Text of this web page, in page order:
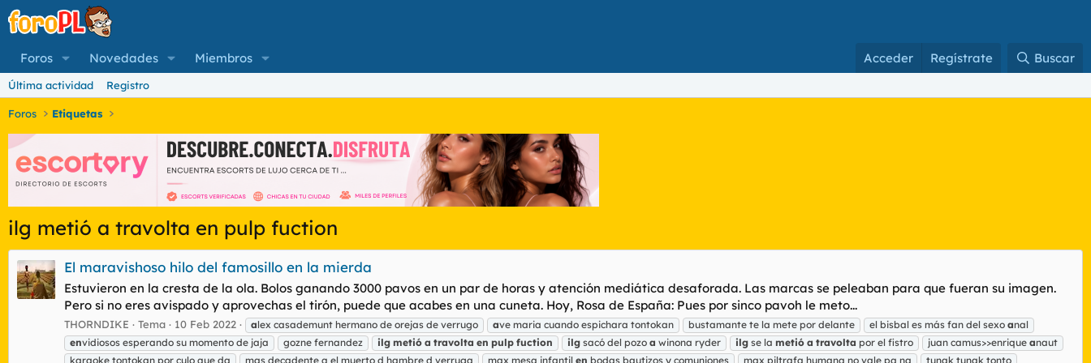
Foros Novedades Miembros Acceder Regístrate Buscar
Última actividad Registro
Foros Etiquetas
ilg metió a travolta en pulp fuction
El maravishoso hilo del famosillo en la mierda
Estuvieron en la cresta de la ola. Bolos ganando 3000 pavos en un par de horas y atención mediática desaforada. Las marcas se peleaban para que fueran su imagen.
Pero si no eres avispado y aprovechas el tirón, puede que acabes en una cuneta. Hoy, Rosa de España: Pues por sinco pavoh le meto...
THORNDIKE Tema 10 Feb 2022 alex casademunt hermano de orejas de verrugo ave maria cuando espichara tontokan bustamante te la mete por delante el bisbal es más fan del sexo anal
envidiosos esperando su momento de jaja gozne fernandez ilg metió a travolta en pulp fuction ilg sacó del pozo a winona ryder ilg se la metió a travolta por el fistro juan camus>>enrique anaut
karaoke tontokan por culo que da
mas decadente q el muerto d hambre d verruga max mesa infantil en bodas bautizos y comuniones max piltrafa humana no vale pa na
tunak tunak tonto